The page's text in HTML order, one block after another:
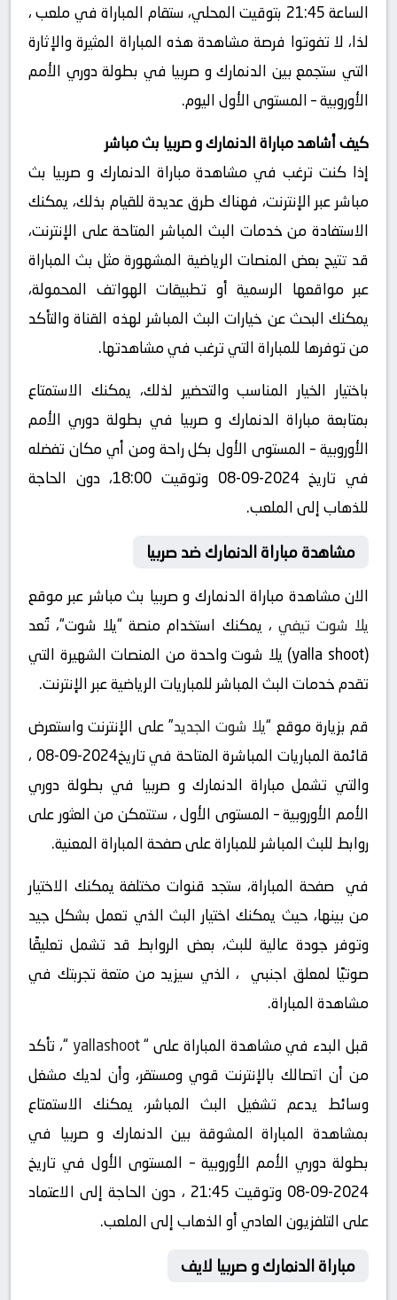
الساعة 21:45 بتوقيت المحلي، ستقام المباراة في ملعب ،
لذا، لا تفوتوا فرصة مشاهدة هذه المباراة المثيرة والإثارة
التي ستجمع بين الدنمارك و صربيا في بطولة دوري الأمم
الأوروبية – المستوى الأول اليوم.
كيف أشاهد مباراة الدنمارك و صربيا بث مباشر
إذا كنت ترغب في مشاهدة مباراة الدنمارك و صربيا بث
مباشر عبر الإنترنت، فهناك طرق عديدة للقيام بذلك، يمكنك
الاستفادة من خدمات البث المباشر المتاحة على الإنترنت،
قد تتيح بعض المنصات الرياضية المشهورة مثل بث المباراة
عبر مواقعها الرسمية أو تطبيقات الهواتف المحمولة،
يمكنك البحث عن خيارات البث المباشر لهذه القناة والتأكد
من توفرها للمباراة التي ترغب في مشاهدتها.
باختيار الخيار المناسب والتحضير لذلك، يمكنك الاستمتاع
بمتابعة مباراة الدنمارك و صربيا في بطولة دوري الأمم
الأوروبية – المستوى الأول بكل راحة ومن أي مكان تفضله
في تاريخ 2024-09-08 وتوقيت 18:00، دون الحاجة
للذهاب إلى الملعب.
مشاهدة مباراة الدنمارك ضد صربيا
الان مشاهدة مباراة الدنمارك و صربيا بث مباشر عبر موقع
يلا شوت تيفي ، يمكنك استخدام منصة “يلا شوت“، تُعد
(yalla shoot) يلا شوت واحدة من المنصات الشهيرة التي
تقدم خدمات البث المباشر للمباريات الرياضية عبر الإنترنت.
قم بزيارة موقع “يلا شوت الجديد” على الإنترنت واستعرض
قائمة المباريات المباشرة المتاحة في تاريخ2024-09-08 ،
والتي تشمل مباراة الدنمارك و صربيا في بطولة دوري
الأمم الأوروبية – المستوى الأول ، ستتمكن من العثور على
روابط للبث المباشر للمباراة على صفحة المباراة المعنية.
في صفحة المباراة، ستجد قنوات مختلفة يمكنك الاختيار
من بينها، حيث يمكنك اختيار البث الذي تعمل بشكل جيد
وتوفر جودة عالية للبث، بعض الروابط قد تشمل تعليقًا
صوتيًا لمعلق اجنبي ، الذي سيزيد من متعة تجربتك في
مشاهدة المباراة.
قبل البدء في مشاهدة المباراة على “yallashoot
“، تأكد
من أن اتصالك بالإنترنت قوي ومستقر، وأن لديك مشغل
وسائط يدعم تشغيل البث المباشر، يمكنك الاستمتاع
بمشاهدة المباراة المشوقة بين الدنمارك و صربيا في
بطولة دوري الأمم الأوروبية – المستوى الأول في تاريخ
2024-09-08 وتوقيت 21:45 ، دون الحاجة إلى الاعتماد
على التلفزيون العادي أو الذهاب إلى الملعب.
مباراة الدنمارك و صربيا لايف